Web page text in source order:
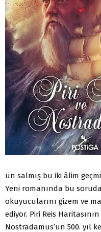
ün salmış bu iki âlim
Yeni romanında bu
okuyucularını gizem ve
ediyor. Piri Reis
Nostradamus’un 500. yıl